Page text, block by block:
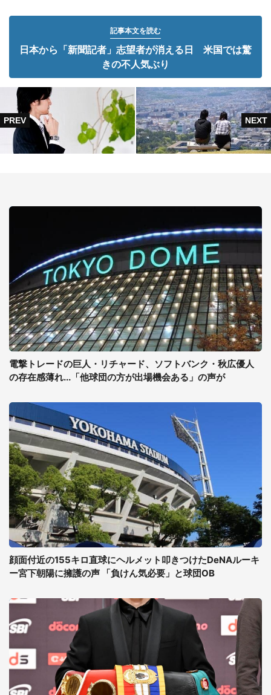
記事本文を読む
日本から「新聞記者」志望者が消える日 米国では驚
きの不人気ぶり
電撃トレードの巨人・リチャード、ソフトバンク・秋広優人
の存在感薄れ...「他球団の方が出場機会ある」の声が
顔面付近の155キロ直球にヘルメット叩きつけたDeNAルーキ
ー宮下朝陽に擁護の声 「負けん気必要」と球団OB